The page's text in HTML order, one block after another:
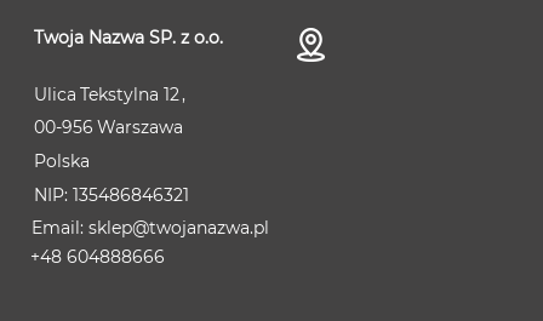
Twoja Nazwa SP. z o.o.
Ulica Tekstylna 12
00-956 Warszawa
Polska
NIP: 135486846321
sklep@twojanazwa.pl
+48 604888666